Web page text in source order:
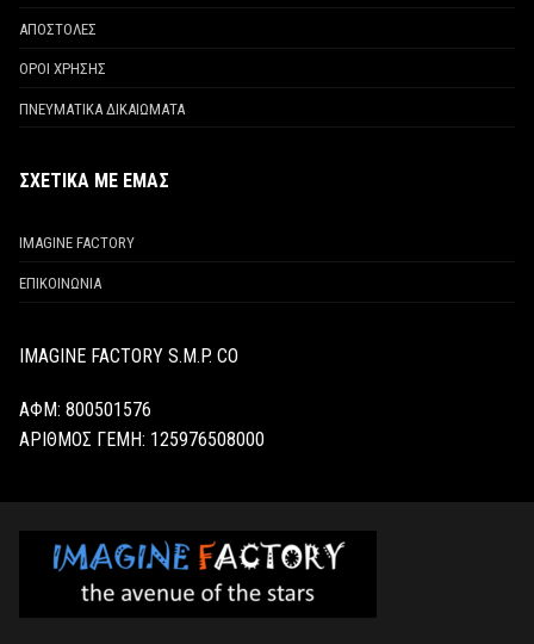
ΑΠΟΣΤΟΛΕΣ
ΟΡΟΙ ΧΡΗΣΗΣ
ΠΝΕΥΜΑΤΙΚΑ ΔΙΚΑΙΩΜΑΤΑ
ΣΧΕΤΙΚΑ ΜΕ ΕΜΑΣ
IMAGINE FACTORY
ΕΠΙΚΟΙΝΩΝΙΑ
IMAGINE FACTORY S.M.P. CO
ΑΦΜ: 800501576
ΑΡΙΘΜΟΣ ΓΕΜΗ: 125976508000